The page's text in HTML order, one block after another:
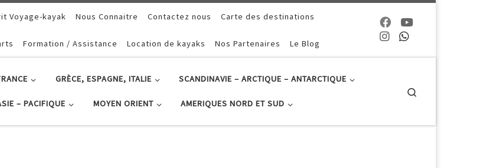
Voyage-kayak Nous Connaitre Contactez nous Carte des destinations
Formation / Assistance Location de kayaks Nos Partenaires Le Blog
GRÈCE, ESPAGNE, ITALIE SCANDINAVIE – ARCTIQUE – ANTARCTIQUE
– PACIFIQUE MOYEN ORIENT AMERIQUES NORD ET SUD